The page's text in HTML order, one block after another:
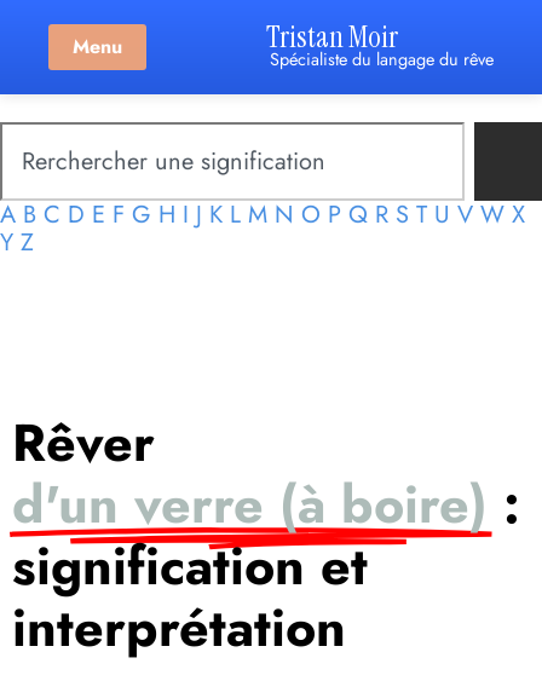
Menu Tristan Moir
Spécialiste du langage du rêve
A B C D E F G H I J K L M N O P Q R S T U V W X
Y Z
Rêver
d'un verre (à boire) :
signification et
interprétation